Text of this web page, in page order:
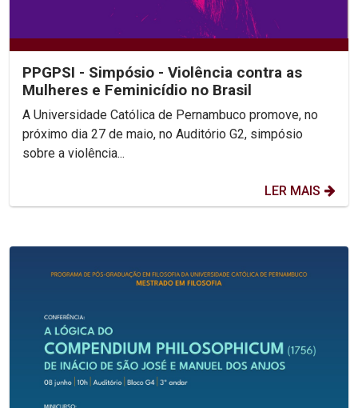
PPGPSI - Simpósio - Violência contra as
Mulheres e Feminicídio no Brasil
A Universidade Católica de Pernambuco promove, no
próximo dia 27 de maio, no Auditório G2, simpósio
sobre a violência...
LER MAIS